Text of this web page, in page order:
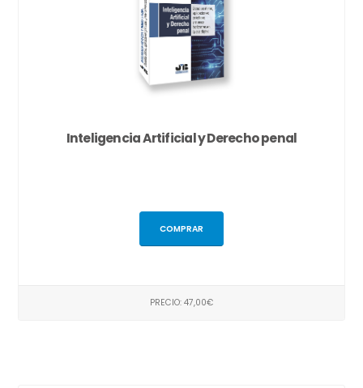
Inteligencia Artificial y Derecho penal
COMPRAR
PRECIO: 47,00€